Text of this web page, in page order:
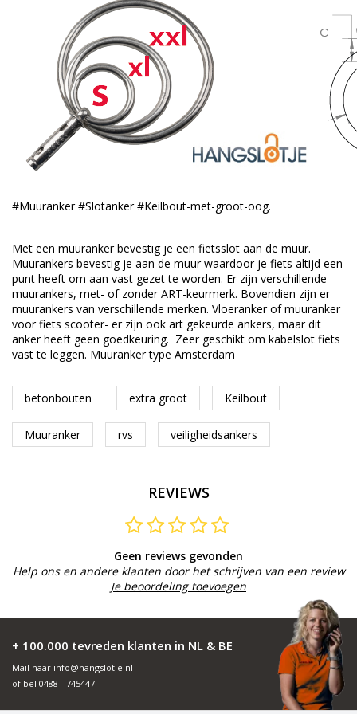
#Muuranker #Slotanker #Keilbout-met-groot-oog.
Met een muuranker bevestig je een fietsslot aan de muur.
Muurankers bevestig je aan de muur waardoor je fiets altijd een
punt heeft om aan vast gezet te worden. Er zijn verschillende
muurankers, met- of zonder ART-keurmerk. Bovendien zijn er
muurankers van verschillende merken. Vloeranker of muuranker
voor fiets scooter- er zijn ook art gekeurde ankers, maar dit
anker heeft geen goedkeuring. Zeer geschikt om kabelslot fiets
vast te leggen. Muuranker type Amsterdam
betonbouten extra groot Keilbout
Muuranker rvs veiligheidsankers
REVIEWS
Geen reviews gevonden
Help ons en andere klanten door het schrijven van een review
Je beoordeling toevoegen
+ 100.000 tevreden klanten in NL & BE
Mail naar info@hangslotje.nl
of bel 0488 - 745447